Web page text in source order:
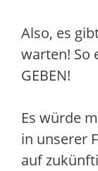
Also, es
warten! So
GEBEN!
Es würde
in unserer
auf